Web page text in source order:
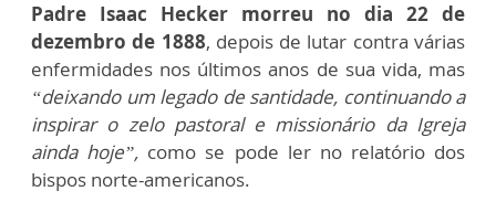
Padre Isaac Hecker morreu no dia 22 de
dezembro de 1888, depois de lutar contra várias
enfermidades nos últimos anos de sua vida, mas
“deixando um legado de santidade, continuando a
inspirar o zelo pastoral e missionário da Igreja
ainda hoje”, como se pode ler no relatório dos
bispos norte-americanos.